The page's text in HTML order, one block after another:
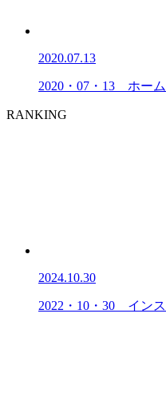
2020.07.13
2020・07・13 ホー
RANKING
2024.10.30
2022・10・30 イン